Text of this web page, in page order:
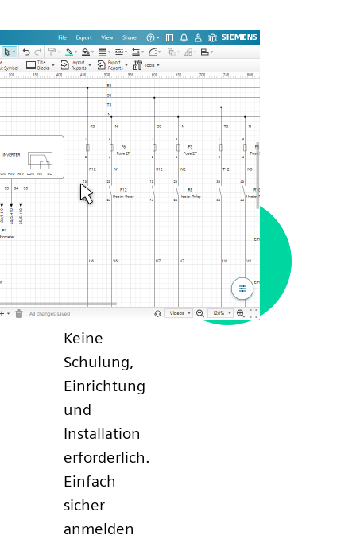
Keine
Schulung,
Einrichtung
und
Installation
erforderlich.
Einfach
sicher
anmelden